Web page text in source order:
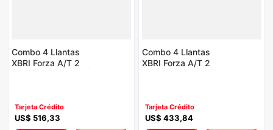
Combo 4 Llantas
XBRI Forza A/T 2
Tarjeta Crédito
US$ 516,33
Combo 4 Llantas
XBRI Forza A/T 2
Tarjeta Crédito
US$ 433,84